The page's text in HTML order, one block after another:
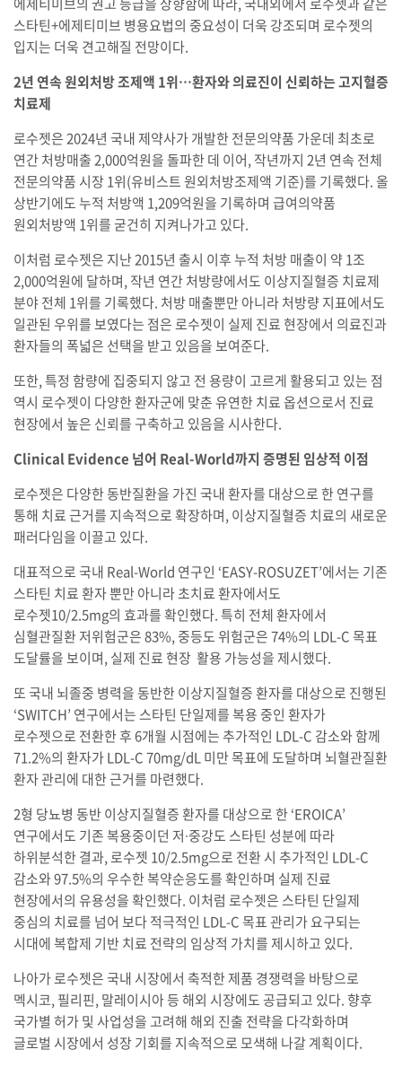
스타틴+에제티미브 병용요법의 중요성이 더욱 강조되며 로수젯의
입지는 더욱 견고해질 전망이다.
2년 연속 원외처방 조제액 1위…환자와 의료진이 신뢰하는 고지혈증
치료제
로수젯은 2024년 국내 제약사가 개발한 전문의약품 가운데 최초로
연간 처방매출 2,000억원을 돌파한 데 이어, 작년까지 2년 연속 전체
전문의약품 시장 1위(유비스트 원외처방조제액 기준)를 기록했다. 올
상반기에도 누적 처방액 1,209억원을 기록하며 급여의약품
원외처방액 1위를 굳건히 지켜나가고 있다.
이처럼 로수젯은 지난 2015년 출시 이후 누적 처방 매출이 약 1조
2,000억원에 달하며, 작년 연간 처방량에서도 이상지질혈증 치료제
분야 전체 1위를 기록했다. 처방 매출뿐만 아니라 처방량 지표에서도
일관된 우위를 보였다는 점은 로수젯이 실제 진료 현장에서 의료진과
환자들의 폭넓은 선택을 받고 있음을 보여준다.
또한, 특정 함량에 집중되지 않고 전 용량이 고르게 활용되고 있는 점
역시 로수젯이 다양한 환자군에 맞춘 유연한 치료 옵션으로서 진료
현장에서 높은 신뢰를 구축하고 있음을 시사한다.
Clinical Evidence 넘어 Real-World까지 증명된 임상적 이점
로수젯은 다양한 동반질환을 가진 국내 환자를 대상으로 한 연구를
통해 치료 근거를 지속적으로 확장하며, 이상지질혈증 치료의 새로운
패러다임을 이끌고 있다.
대표적으로 국내 Real-World 연구인 ‘EASY-ROSUZET’에서는 기존
스타틴 치료 환자 뿐만 아니라 초치료 환자에서도
로수젯10/2.5mg의 효과를 확인했다. 특히 전체 환자에서
심혈관질환 저위험군은 83%, 중등도 위험군은 74%의 LDL-C 목표
도달률을 보이며, 실제 진료 현장 활용 가능성을 제시했다.
또 국내 뇌졸중 병력을 동반한 이상지질혈증 환자를 대상으로 진행된
‘SWITCH’ 연구에서는 스타틴 단일제를 복용 중인 환자가
로수젯으로 전환한 후 6개월 시점에는 추가적인 LDL-C 감소와 함께
71.2%의 환자가 LDL-C 70mg/dL 미만 목표에 도달하며 뇌혈관질환
환자 관리에 대한 근거를 마련했다.
2형 당뇨병 동반 이상지질혈증 환자를 대상으로 한 ‘EROICA’
연구에서도 기존 복용중이던 저∙중강도 스타틴 성분에 따라
하위분석한 결과, 로수젯 10/2.5mg으로 전환 시 추가적인 LDL-C
감소와 97.5%의 우수한 복약순응도를 확인하며 실제 진료
현장에서의 유용성을 확인했다. 이처럼 로수젯은 스타틴 단일제
중심의 치료를 넘어 보다 적극적인 LDL-C 목표 관리가 요구되는
시대에 복합제 기반 치료 전략의 임상적 가치를 제시하고 있다.
나아가 로수젯은 국내 시장에서 축적한 제품 경쟁력을 바탕으로
멕시코, 필리핀, 말레이시아 등 해외 시장에도 공급되고 있다. 향후
국가별 허가 및 사업성을 고려해 해외 진출 전략을 다각화하며
글로벌 시장에서 성장 기회를 지속적으로 모색해 나갈 계획이다.